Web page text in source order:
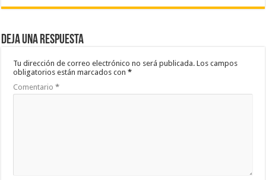
Deja una respuesta
Tu dirección de correo electrónico no será publicada. Los campos
obligatorios están marcados con*
Comentario*